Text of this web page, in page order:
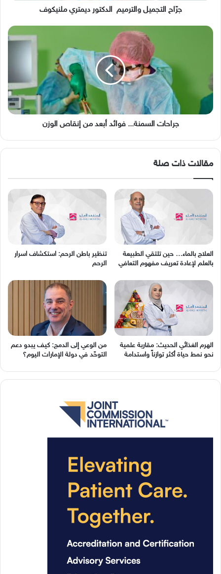
جرّاح التجميل والترميم الدكتور ديمتري ملنيكوف
جراحات
الوزن
جراحات السمنة... فوائد أبعد من إنقاص الوزن
مقالات ذات صلة
العلاج بالماء… حين تلتقي الطبيعة
بالعلم لإعادة تعريف مفهوم التعافي
تنظير باطن الرحم: استكشاف اسرار
الرحم
الهرم الغذائي الحديث: مقاربة علمية
نحو نمط حياة أكثر توازناً واستدامة
من الوعي إلى الدمج: كيف يبدو دعم
التوحّد في دولة الإمارات اليوم؟